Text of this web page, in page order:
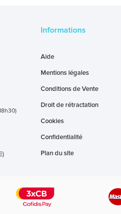
Informations
Aide
Mentions légales
Conditions de Vente
Droit de rétractation
Cookies
Confidentialité
Plan du site